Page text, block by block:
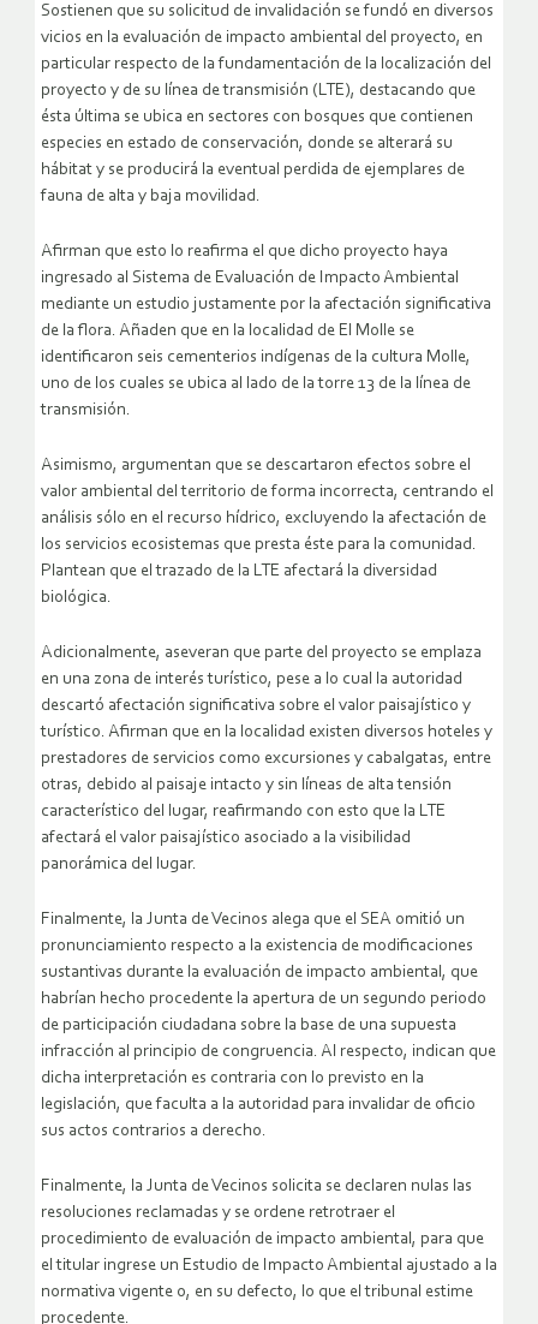
Sostienen que su solicitud de invalidación se fundó en diversos
vicios en la evaluación de impacto ambiental del proyecto, en
particular respecto de la fundamentación de la localización del
proyecto y de su línea de transmisión (LTE), destacando que
ésta última se ubica en sectores con bosques que contienen
especies en estado de conservación, donde se alterará su
hábitat y se producirá la eventual perdida de ejemplares de
fauna de alta y baja movilidad.
Afirman que esto lo reafirma el que dicho proyecto haya
ingresado al Sistema de Evaluación de Impacto Ambiental
mediante un estudio justamente por la afectación significativa
de la flora. Añaden que en la localidad de El Molle se
identificaron seis cementerios indígenas de la cultura Molle,
uno de los cuales se ubica al lado de la torre 13 de la línea de
transmisión.
Asimismo, argumentan que se descartaron efectos sobre el
valor ambiental del territorio de forma incorrecta, centrando el
análisis sólo en el recurso hídrico, excluyendo la afectación de
los servicios ecosistemas que presta éste para la comunidad.
Plantean que el trazado de la LTE afectará la diversidad
biológica.
Adicionalmente, aseveran que parte del proyecto se emplaza
en una zona de interés turístico, pese a lo cual la autoridad
descartó afectación significativa sobre el valor paisajístico y
turístico. Afirman que en la localidad existen diversos hoteles y
prestadores de servicios como excursiones y cabalgatas, entre
otras, debido al paisaje intacto y sin líneas de alta tensión
característico del lugar, reafirmando con esto que la LTE
afectará el valor paisajístico asociado a la visibilidad
panorámica del lugar.
Finalmente, la Junta de Vecinos alega que el SEA omitió un
pronunciamiento respecto a la existencia de modificaciones
sustantivas durante la evaluación de impacto ambiental, que
habrían hecho procedente la apertura de un segundo periodo
de participación ciudadana sobre la base de una supuesta
infracción al principio de congruencia. Al respecto, indican que
dicha interpretación es contraria con lo previsto en la
legislación, que faculta a la autoridad para invalidar de oficio
sus actos contrarios a derecho.
Finalmente, la Junta de Vecinos solicita se declaren nulas las
resoluciones reclamadas y se ordene retrotraer el
procedimiento de evaluación de impacto ambiental, para que
el titular ingrese un Estudio de Impacto Ambiental ajustado a la
normativa vigente o, en su defecto, lo que el tribunal estime
procedente.